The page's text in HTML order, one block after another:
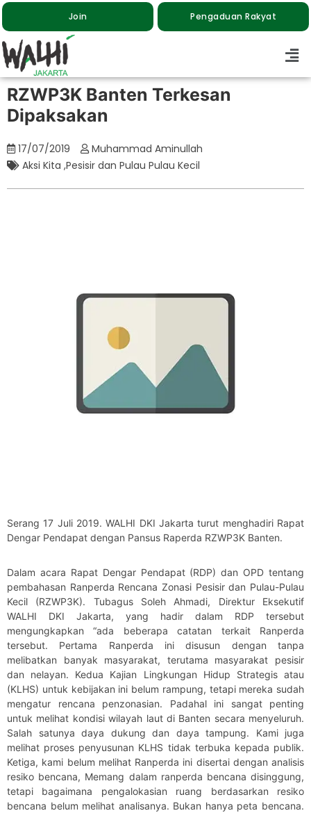
Join Pengaduan Rakyat
RZWP3K Banten Terkesan
Dipaksakan
17/07/2019
Muhammad Aminullah
Aksi Kita ,Pesisir dan Pulau Pulau Kecil
Serang 17 Juli 2019. WALHI DKI Jakarta turut menghadiri Rapat
Dengar Pendapat dengan Pansus Raperda RZWP3K Banten.
Dalam acara Rapat Dengar Pendapat (RDP) dan OPD tentang
pembahasan Ranperda Rencana Zonasi Pesisir dan Pulau-Pulau
Kecil (RZWP3K). Tubagus Soleh Ahmadi, Direktur Eksekutif
WALHI DKI Jakarta, yang hadir dalam RDP tersebut
mengungkapkan “ada beberapa catatan terkait Ranperda
tersebut. Pertama Ranperda ini disusun dengan tanpa
melibatkan banyak masyarakat, terutama masyarakat pesisir
dan nelayan. Kedua Kajian Lingkungan Hidup Strategis atau
(KLHS) untuk kebijakan ini belum rampung, tetapi mereka sudah
mengatur rencana penzonasian. Padahal ini sangat penting
untuk melihat kondisi wilayah laut di Banten secara menyeluruh.
Salah satunya daya dukung dan daya tampung. Kami juga
melihat proses penyusunan KLHS tidak terbuka kepada publik.
Ketiga, kami belum melihat Ranperda ini disertai dengan analisis
resiko bencana, Memang dalam ranperda bencana disinggung,
tetapi bagaimana pengalokasian ruang berdasarkan resiko
bencana belum melihat analisanya. Bukan hanya peta bencana.